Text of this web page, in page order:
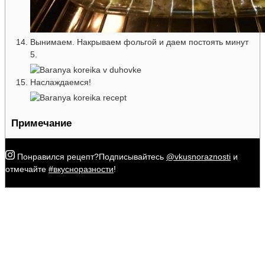
Вынимаем. Накрываем фольгой и даем постоять минут
5.
Наслаждаемся!
Примечание
Понравился рецепт?Подписывайтесь @vkusnoraznosti и
отмечайте #вкусноразности!